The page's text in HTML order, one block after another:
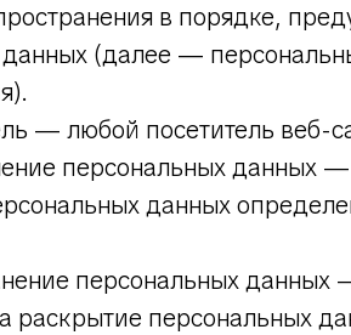
в порядке,
данных (далее —
— любой посетитель веб-
персональных данных
данных
персональных
раскрытие персональных